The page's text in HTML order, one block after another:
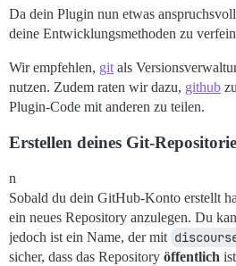
Da dein Plugin nun etwas
deine Entwicklungsmethoden zu
Wir empfehlen, git als
nutzen. Zudem raten wir dazu, github
Plugin-Code mit anderen zu teilen.
Erstellen deines Git-
n
Sobald du dein GitHub-Konto erstellt
ein neues Repository anzulegen. Du
jedoch ist ein Name, der mit
sicher, dass das Repository öffentlich